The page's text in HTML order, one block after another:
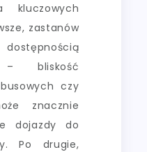
zastanów
– bliskość
czy
znacznie
dojazdy do
Po drugie,